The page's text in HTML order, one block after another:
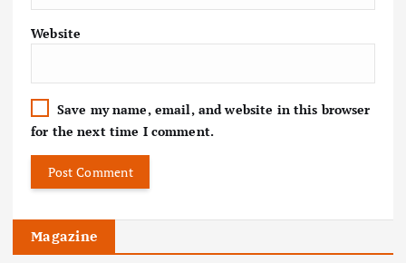
Website
Save my name, email, and website in this browser
for the next time I comment.
Magazine